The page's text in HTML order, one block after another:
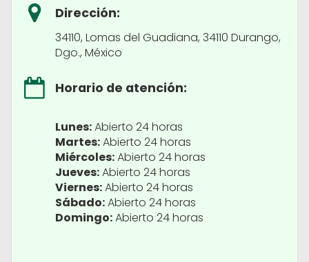
Dirección:
34110, Lomas del Guadiana, 34110 Durango,
Dgo., México
Horario de atención:
Lunes:Abierto 24 horas
Martes:Abierto 24 horas
Miércoles:Abierto 24 horas
Jueves:Abierto 24 horas
Viernes:Abierto 24 horas
Sábado:Abierto 24 horas
Domingo:Abierto 24 horas